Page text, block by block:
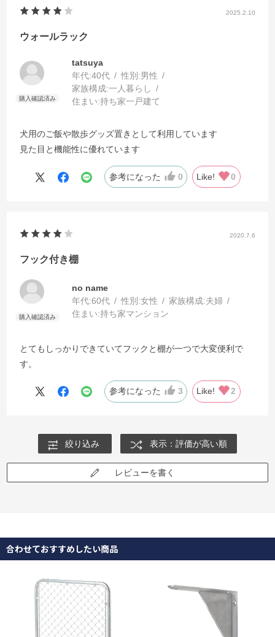
2025.2.10
ウォールラック
tatsuya
年代:40代 性別:男性
家族構成:一人暮らし
住まい:持ち家一戸建て
犬用のご飯や散歩グッズ置きとして利用しています
見た目と機能性に優れています
参考になった 0 Like! 0
2020.7.6
フック付き棚
no name
年代:60代 性別:女性 家族構成:夫婦
住まい:持ち家マンション
とてもしっかりできていてフックと棚が一つで大変便利で
す。
参考になった 3 Like! 2
絞り込み 表示：評価が高い順
レビューを書く
合わせておすすめしたい商品